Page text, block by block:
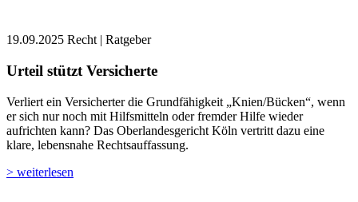
19.09.2025 Recht | Ratgeber
Urteil stützt Versicherte
Verliert ein Versicherter die Grundfähigkeit „Knien/Bücken“, wenn
er sich nur noch mit Hilfsmitteln oder fremder Hilfe wieder
aufrichten kann? Das Oberlandesgericht Köln vertritt dazu eine
klare, lebensnahe Rechtsauffassung.
> weiterlesen